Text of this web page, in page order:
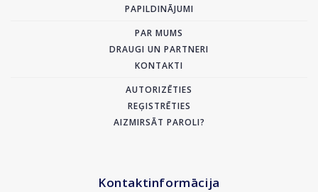
PAPILDINĀJUMI
PAR MUMS
DRAUGI UN PARTNERI
KONTAKTI
AUTORIZĒTIES
REĢISTRĒTIES
AIZMIRSĀT PAROLI?
Kontaktinformācija